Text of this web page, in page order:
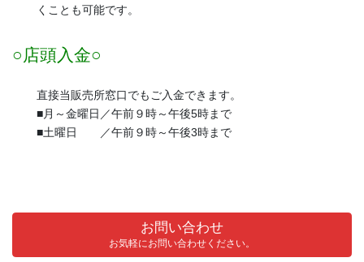
くことも可能です。
○店頭入金○
直接当販売所窓口でもご入金できます。
■月～金曜日／午前９時～午後5時まで
■土曜日 ／午前９時～午後3時まで
お問い合わせ
お気軽にお問い合わせください。